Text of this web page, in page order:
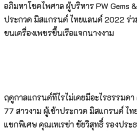
อภิมหาโชคไพศาล ผู้บริหาร PW Gems
ประกวด มิสแกรนด์ ไทยแลนด์ 2022 ร่
ขนเครื่องเพชรขึ้นเรือแจกนางงาม
ฤดูกาลแกรนด์ทีไรไม่เคยมีอะไรธรรมด
77 สาวงาม ผู้เข้าประกวด มิสแกรนด์ ไ
แขกพิเศษ คุณเทเรซ่า ชัยวิสุทธิ์ รองปร